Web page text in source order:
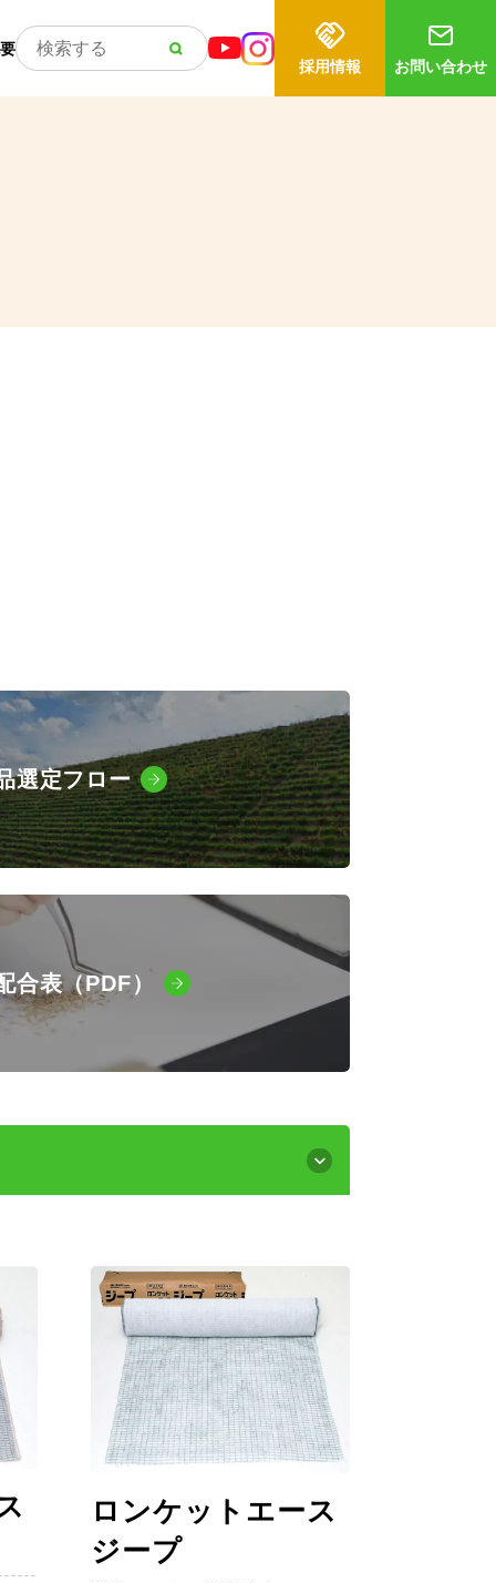
採用情報
お問い合わせ
選定フロー
合表（PDF）
ロンケットエース
ジープ